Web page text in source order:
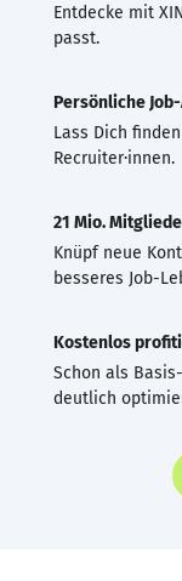
Entdecke mit
passt.
Persönliche
Lass Dich
Recruiter·innen.
21 Mio.
Knüpf neue
besseres Job-
Kostenlos
Schon als
deutlich